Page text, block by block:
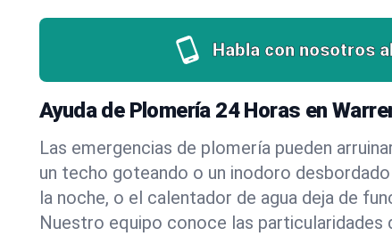
Habla con nosotros
Ayuda de Plomería 24 Horas en
Las emergencias de plomería pueden
un techo goteando o un inodoro
la noche, o el calentador de agua deja de
Nuestro equipo conoce las particularidades